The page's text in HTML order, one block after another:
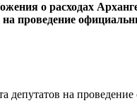
о расходах
на проведение
депутатов на